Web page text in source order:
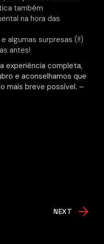
também
na hora das
algumas surpresas (!!)
antes!
experiência completa,
e aconselhamos que
o mais breve possível. –
NEXT